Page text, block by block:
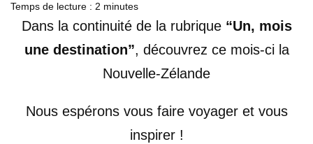
Temps de lecture : 2 minutes
Dans la continuité de la rubrique “Un, mois
une destination”, découvrez ce mois-ci la
Nouvelle-Zélande
Nous espérons vous faire voyager et vous
inspirer !